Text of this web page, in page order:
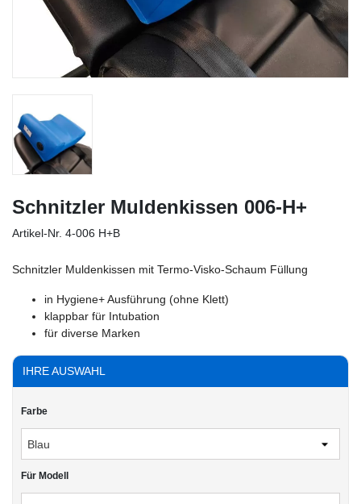
Schnitzler Muldenkissen 006-H+
Artikel-Nr. 4-006 H+B
Schnitzler Muldenkissen mit Termo-Visko-Schaum Füllung
in Hygiene+ Ausführung (ohne Klett)
klappbar für Intubation
für diverse Marken
IHRE AUSWAHL
Farbe
Für Modell